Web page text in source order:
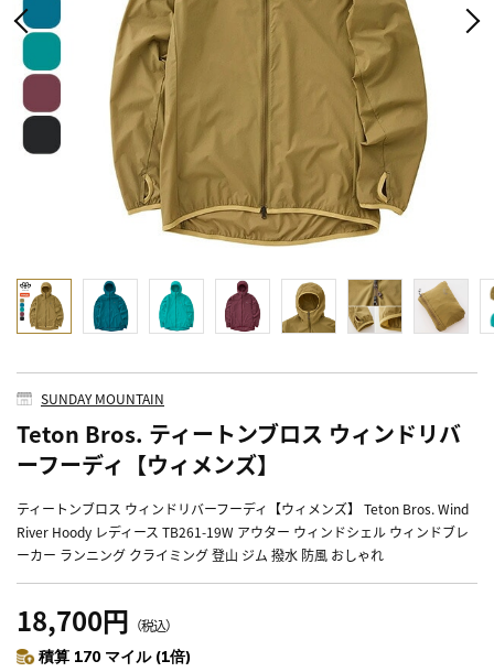
SUNDAY MOUNTAIN
Teton Bros. ティートンブロス ウィンドリバ
ーフーディ【ウィメンズ】
ティートンブロス ウィンドリバーフーディ【ウィメンズ】 Teton Bros. Wind
River Hoody レディース TB261-19W アウター ウィンドシェル ウィンドブレ
ーカー ランニング クライミング 登山 ジム 撥水 防風 おしゃれ
18,700円 （税込）
積算 170 マイル (1倍)